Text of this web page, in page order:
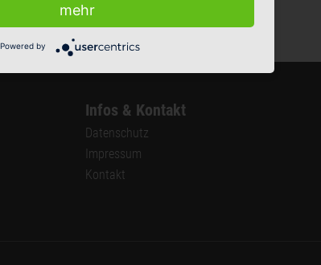
Infos & Kontakt
Datenschutz
Impressum
Kontakt
mehr
Powered by